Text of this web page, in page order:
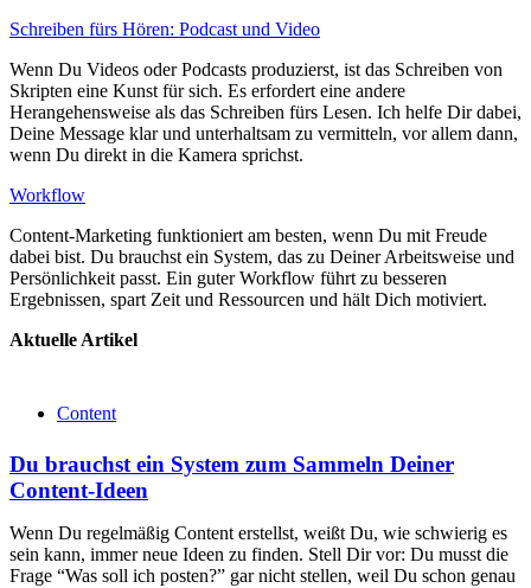
Schreiben fürs Hören: Podcast und Video
Wenn Du Videos oder Podcasts produzierst, ist das Schreiben von
Skripten eine Kunst für sich. Es erfordert eine andere
Herangehensweise als das Schreiben fürs Lesen. Ich helfe Dir dabei,
Deine Message klar und unterhaltsam zu vermitteln, vor allem dann,
wenn Du direkt in die Kamera sprichst.
Workflow
Content-Marketing funktioniert am besten, wenn Du mit Freude
dabei bist. Du brauchst ein System, das zu Deiner Arbeitsweise und
Persönlichkeit passt. Ein guter Workflow führt zu besseren
Ergebnissen, spart Zeit und Ressourcen und hält Dich motiviert.
Aktuelle Artikel
Content
Du brauchst ein System zum Sammeln Deiner
Content-Ideen
Wenn Du regelmäßig Content erstellst, weißt Du, wie schwierig es
sein kann, immer neue Ideen zu finden. Stell Dir vor: Du musst die
Frage “Was soll ich posten?” gar nicht stellen, weil Du schon genau